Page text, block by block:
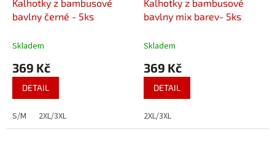
Kalhotky z bambusové
bavlny černé - 5ks
Skladem
369 Kč
DETAIL
S/M 2XL/3XL
Kalhotky z bambusové
bavlny mix barev- 5ks
Skladem
369 Kč
DETAIL
2XL/3XL